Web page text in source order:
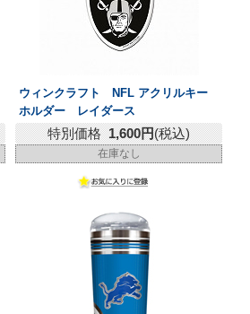
ウィンクラフト NFL アクリルキー
ホルダー レイダース
特別価格 1,600円(税込)
在庫なし